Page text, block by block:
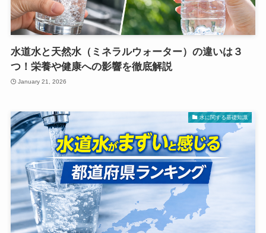
水道水と天然水（ミネラルウォーター）の違いは３
つ！栄養や健康への影響を徹底解説
January 21, 2026
水に関する基礎知識